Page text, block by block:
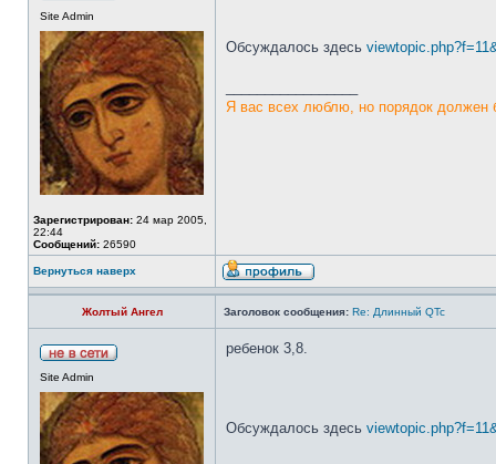
Site Admin
Зарегистрирован: 24 мар 2005,
22:44
Сообщений: 26590
Обсуждалось здесь
Я вас всех люблю, но порядок должен
Вернуться наверх
Жолтый Ангел Заголовок сообщения: Re: Длинный QTc
Site Admin
ребенок 3,8.
Обсуждалось здесь